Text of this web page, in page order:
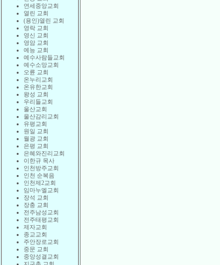
연세중앙교회
열린 교회
(용인)열린 교회
영락 교회
영신 교회
영암 교회
예능 교회
예수사람들교회
예수소망교회
오륜 교회
온누리교회
온유한교회
왕성 교회
우리들교회
울산교회
울산감리교회
유평교회
원일 교회
월광 교회
은평 교회
은혜와진리교회
이한규 목사
인천방주교회
인천 순복음
인천제2교회
임마누엘교회
장석 교회
장충 교회
전주남성교회
전주태평교회
제자교회
종교교회
주안장로교회
중문 교회
중앙성결교회